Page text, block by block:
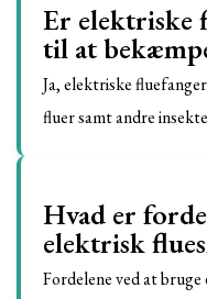
Er elektriske
til at
Ja, elektriske
fluer samt andre
Hvad er
elektrisk
Fordelene ved at